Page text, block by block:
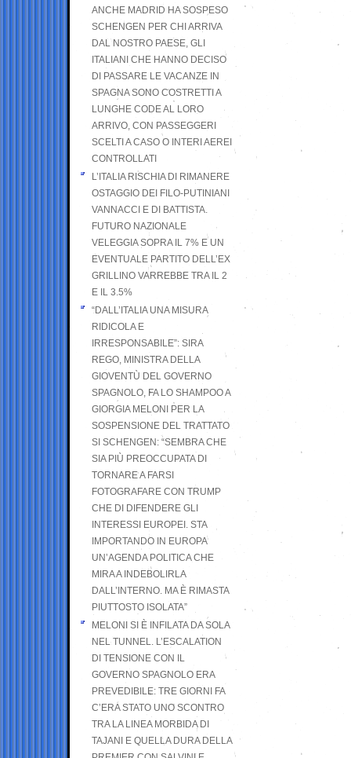
ANCHE MADRID HA SOSPESO
SCHENGEN PER CHI ARRIVA
DAL NOSTRO PAESE, GLI
ITALIANI CHE HANNO DECISO
DI PASSARE LE VACANZE IN
SPAGNA SONO COSTRETTI A
LUNGHE CODE AL LORO
ARRIVO, CON PASSEGGERI
SCELTI A CASO O INTERI AEREI
CONTROLLATI
L’ITALIA RISCHIA DI RIMANERE
OSTAGGIO DEI FILO-PUTINIANI
VANNACCI E DI BATTISTA.
FUTURO NAZIONALE
VELEGGIA SOPRA IL 7% E UN
EVENTUALE PARTITO DELL’EX
GRILLINO VARREBBE TRA IL 2
E IL 3.5%
“DALL’ITALIA UNA MISURA
RIDICOLA E
IRRESPONSABILE”: SIRA
REGO, MINISTRA DELLA
GIOVENTÙ DEL GOVERNO
SPAGNOLO, FA LO SHAMPOO A
GIORGIA MELONI PER LA
SOSPENSIONE DEL TRATTATO
SI SCHENGEN: “SEMBRA CHE
SIA PIÙ PREOCCUPATA DI
TORNARE A FARSI
FOTOGRAFARE CON TRUMP
CHE DI DIFENDERE GLI
INTERESSI EUROPEI. STA
IMPORTANDO IN EUROPA
UN’AGENDA POLITICA CHE
MIRA A INDEBOLIRLA
DALL’INTERNO. MA È RIMASTA
PIUTTOSTO ISOLATA”
MELONI SI È INFILATA DA SOLA
NEL TUNNEL. L’ESCALATION
DI TENSIONE CON IL
GOVERNO SPAGNOLO ERA
PREVEDIBILE: TRE GIORNI FA
C’ERA STATO UNO SCONTRO
TRA LA LINEA MORBIDA DI
TAJANI E QUELLA DURA DELLA